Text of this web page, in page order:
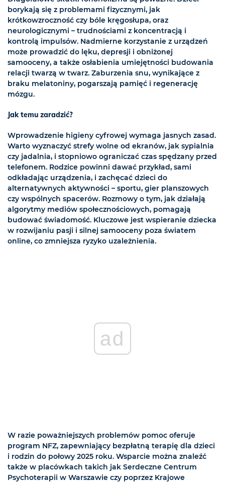
borykają się z problemami fizycznymi, jak
krótkowzroczność czy bóle kręgosłupa, oraz
neurologicznymi – trudnościami z koncentracją i
kontrolą impulsów. Nadmierne korzystanie z urządzeń
może prowadzić do lęku, depresji i obniżonej
samooceny, a także osłabienia umiejętności budowania
relacji twarzą w twarz. Zaburzenia snu, wynikające z
braku melatoniny, pogarszają pamięć i regenerację
mózgu.
Jak temu zaradzić?
Wprowadzenie higieny cyfrowej wymaga jasnych zasad.
Warto wyznaczyć strefy wolne od ekranów, jak sypialnia
czy jadalnia, i stopniowo ograniczać czas spędzany przed
telefonem. Rodzice powinni dawać przykład, sami
odkładając urządzenia, i zachęcać dzieci do
alternatywnych aktywności – sportu, gier planszowych
czy wspólnych spacerów. Rozmowy o tym, jak działają
algorytmy mediów społecznościowych, pomagają
budować świadomość. Kluczowe jest wspieranie dziecka
w rozwijaniu pasji i silnej samooceny poza światem
online, co zmniejsza ryzyko uzależnienia.
ad
W razie poważniejszych problemów pomoc oferuje
program NFZ, zapewniający bezpłatną terapię dla dzieci
i rodzin do połowy 2025 roku. Wsparcie można znaleźć
także w placówkach takich jak Serdeczne Centrum
Psychoterapii w Warszawie czy poprzez Krajowe